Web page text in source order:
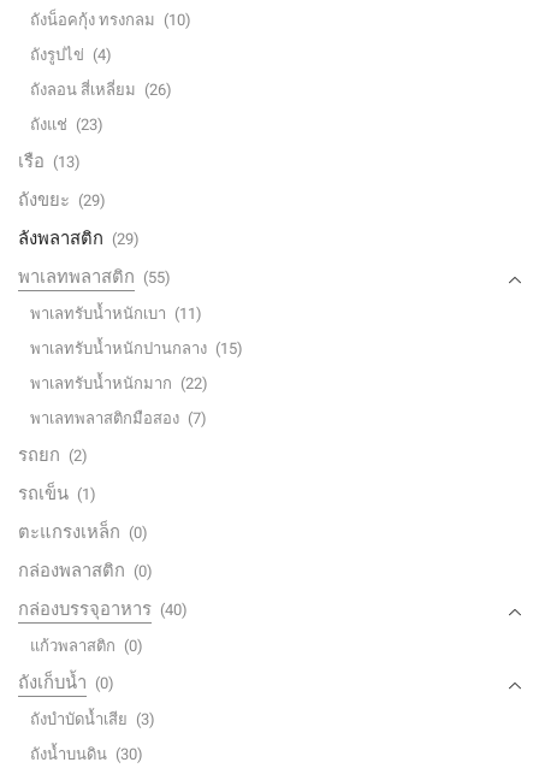
ถังน็อคกุ้ง ทรงกลม (10)
ถังรูปไข่ (4)
ถังลอน สี่เหลี่ยม (26)
ถังแช่ (23)
เรือ (13)
ถังขยะ (29)
ลังพลาสติก (29)
พาเลทพลาสติก (55)
พาเลทรับน้ำหนักเบา (11)
พาเลทรับน้ำหนักปานกลาง (15)
พาเลทรับน้ำหนักมาก (22)
พาเลทพลาสติกมือสอง (7)
รถยก (2)
รถเข็น (1)
ตะแกรงเหล็ก (0)
กล่องพลาสติก (0)
กล่องบรรจุอาหาร (40)
แก้วพลาสติก (0)
ถังเก็บน้ำ (0)
ถังบำบัดน้ำเสีย (3)
ถังน้ำบนดิน (30)